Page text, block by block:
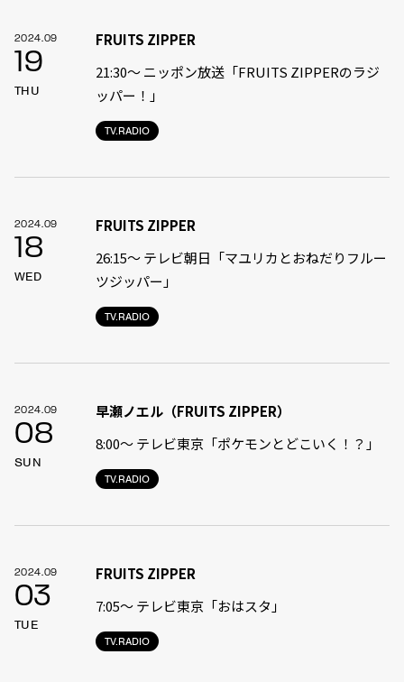
2024.09
19
THU
TV.RADIO
FRUITS ZIPPER
21:30〜 ニッポン放送「FRUITS ZIPPERのラジ
ッパー！」
2024.09
18
WED
TV.RADIO
FRUITS ZIPPER
26:15～ テレビ朝日「マユリカとおねだりフルー
ツジッパー」
2024.09
08
SUN
TV.RADIO
早瀬ノエル（FRUITS ZIPPER）
8:00〜 テレビ東京「ポケモンとどこいく！？」
2024.09
03
TUE
TV.RADIO
FRUITS ZIPPER
7:05〜 テレビ東京「おはスタ」